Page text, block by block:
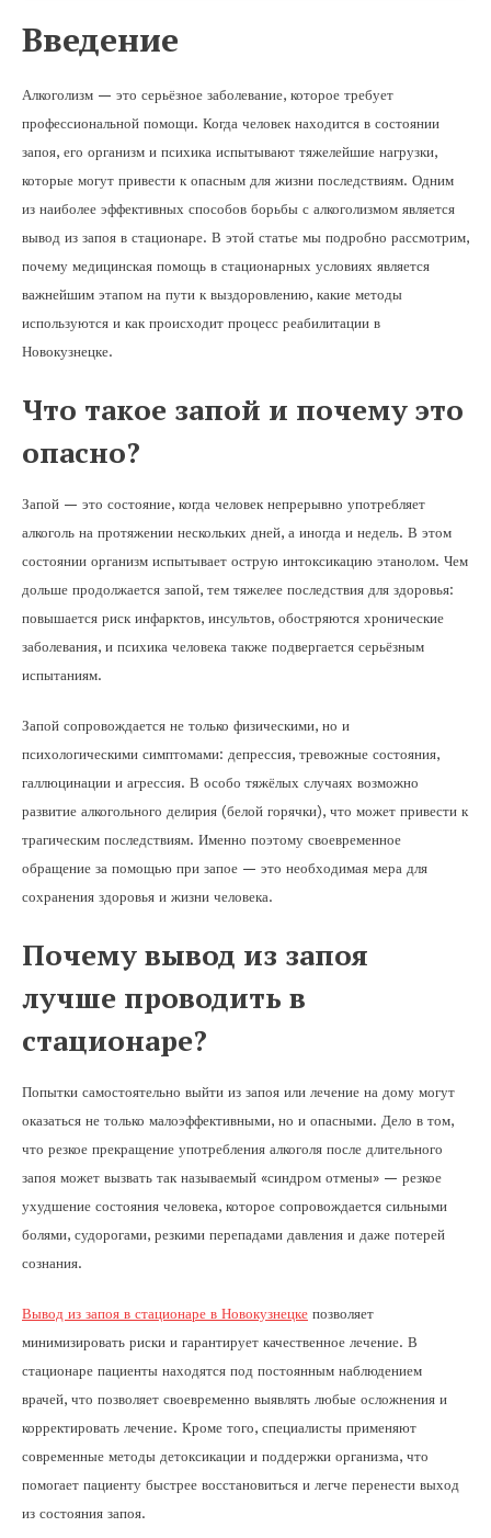
Введение
Алкоголизм — это серьёзное заболевание, которое требует
профессиональной помощи. Когда человек находится в состоянии
запоя, его организм и психика испытывают тяжелейшие нагрузки,
которые могут привести к опасным для жизни последствиям. Одним
из наиболее эффективных способов борьбы с алкоголизмом является
вывод из запоя в стационаре. В этой статье мы подробно рассмотрим,
почему медицинская помощь в стационарных условиях является
важнейшим этапом на пути к выздоровлению, какие методы
используются и как происходит процесс реабилитации в
Новокузнецке.
Что такое запой и почему это
опасно?
Запой — это состояние, когда человек непрерывно употребляет
алкоголь на протяжении нескольких дней, а иногда и недель. В этом
состоянии организм испытывает острую интоксикацию этанолом. Чем
дольше продолжается запой, тем тяжелее последствия для здоровья:
повышается риск инфарктов, инсультов, обостряются хронические
заболевания, и психика человека также подвергается серьёзным
испытаниям.
Запой сопровождается не только физическими, но и
психологическими симптомами: депрессия, тревожные состояния,
галлюцинации и агрессия. В особо тяжёлых случаях возможно
развитие алкогольного делирия (белой горячки), что может привести к
трагическим последствиям. Именно поэтому своевременное
обращение за помощью при запое — это необходимая мера для
сохранения здоровья и жизни человека.
Почему вывод из запоя
лучше проводить в
стационаре?
Попытки самостоятельно выйти из запоя или лечение на дому могут
оказаться не только малоэффективными, но и опасными. Дело в том,
что резкое прекращение употребления алкоголя после длительного
запоя может вызвать так называемый «синдром отмены» — резкое
ухудшение состояния человека, которое сопровождается сильными
болями, судорогами, резкими перепадами давления и даже потерей
сознания.
Вывод из запоя в стационаре в Новокузнецке позволяет
минимизировать риски и гарантирует качественное лечение. В
стационаре пациенты находятся под постоянным наблюдением
врачей, что позволяет своевременно выявлять любые осложнения и
корректировать лечение. Кроме того, специалисты применяют
современные методы детоксикации и поддержки организма, что
помогает пациенту быстрее восстановиться и легче перенести выход
из состояния запоя.